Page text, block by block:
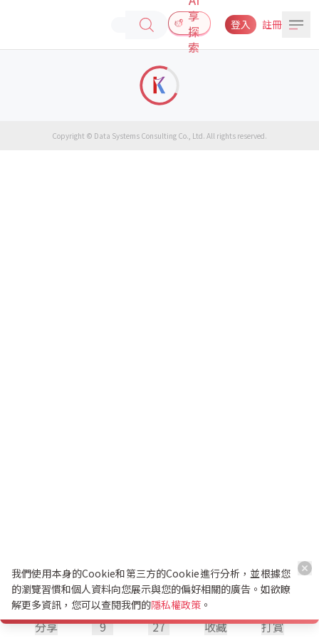
享
探
索
登入 註冊
分享 9 27 收藏 打賞
Copyright © Data Systems Consulting Co., Ltd. All rights reserved.
我們使用本身的Cookie和第三方的Cookie進行分析，並根據您
的瀏覽習慣和個人資料向您展示與您的偏好相關的廣告。如欲瞭
解更多資訊，您可以查閱我們的隱私權政策 。